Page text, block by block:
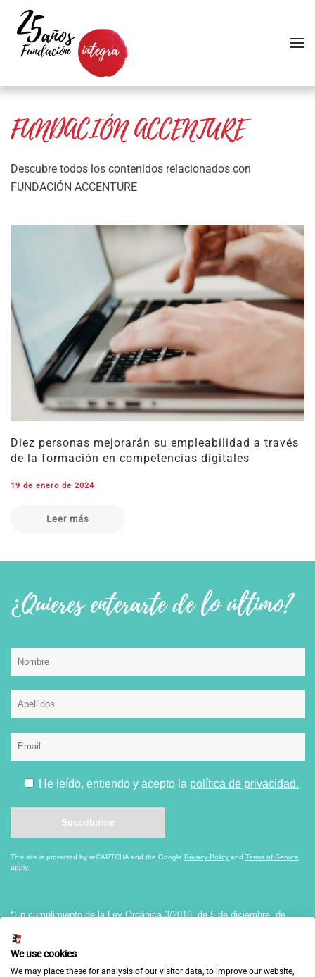
Skip to main content
FUNDACIÓN ACCENTURE
Descubre todos los contenidos relacionados con
FUNDACIÓN ACCENTURE
Diez personas mejorarán su empleabilidad a través
de la formación en competencias digitales
19 de enero de 2024
Leer más
¿Quieres enterarte de lo último?
He leído, entiendo y acepto la política de privacidad.
This site is protected by reCAPTCHA and the Google Privacy Policy and Terms of Service
apply.
*En cumplimiento de la Ley Orgánica 3/2018, de 5 de diciembre, de
Protección de Datos personales y Garantía de los Derechos Digitales, le
informamos que el Responsable del tratamiento de los datos recabados
en el presente formulario es FUNDACIÓN INTEGRA, y éstos serán
We use cookies
We may place these for analysis of our visitor data, to improve our website,